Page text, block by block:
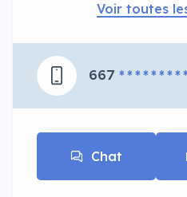
Voir toutes
667 * * * * * * * * *
Chat